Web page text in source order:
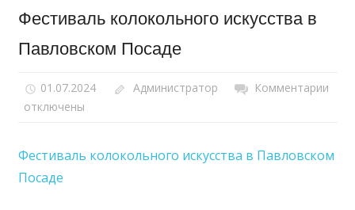
Фестиваль колокольного искусства в
Павловском Посаде
01.07.2024 Администратор Комментарии
отключены
Фестиваль колокольного искусства в Павловском
Посаде